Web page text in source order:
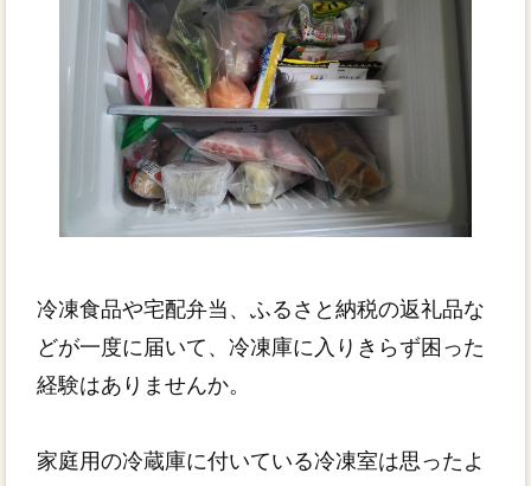
冷凍食品や宅配弁当、ふるさと納税の返礼品な
どが一度に届いて、冷凍庫に入りきらず困った
経験はありませんか。
家庭用の冷蔵庫に付いている冷凍室は思ったよ